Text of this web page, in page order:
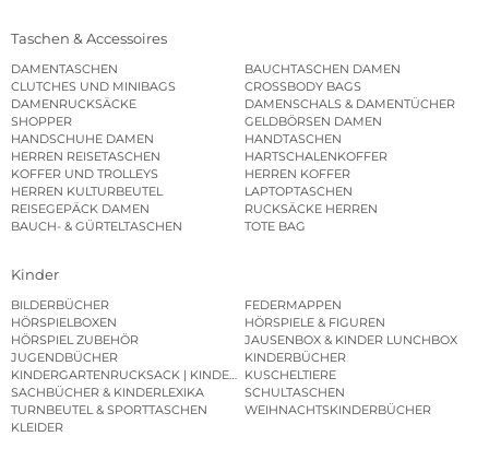
Taschen & Accessoires
DAMENTASCHEN
BAUCHTASCHEN DAMEN
CLUTCHES UND MINIBAGS
CROSSBODY BAGS
DAMENRUCKSÄCKE
DAMENSCHALS & DAMENTÜCHER
SHOPPER
GELDBÖRSEN DAMEN
HANDSCHUHE DAMEN
HANDTASCHEN
HERREN REISETASCHEN
HARTSCHALENKOFFER
KOFFER UND TROLLEYS
HERREN KOFFER
HERREN KULTURBEUTEL
LAPTOPTASCHEN
REISEGEPÄCK DAMEN
RUCKSÄCKE HERREN
BAUCH- & GÜRTELTASCHEN
TOTE BAG
Kinder
BILDERBÜCHER
FEDERMAPPEN
HÖRSPIELBOXEN
HÖRSPIELE & FIGUREN
HÖRSPIEL ZUBEHÖR
JAUSENBOX & KINDER LUNCHBOX
JUGENDBÜCHER
KINDERBÜCHER
KINDERGARTENRUCKSACK | KINDERGARTENBEUTEL
KUSCHELTIERE
SACHBÜCHER & KINDERLEXIKA
SCHULTASCHEN
TURNBEUTEL & SPORTTASCHEN
WEIHNACHTSKINDERBÜCHER
KLEIDER